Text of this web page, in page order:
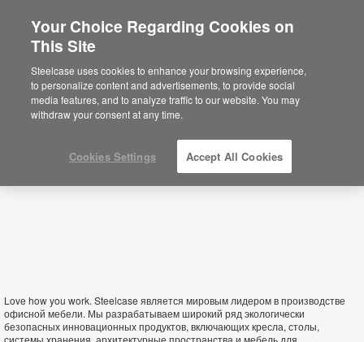
Ukraine
Love how you work. Steelcase является мировым лидером в производстве
офисной мебели. Мы разрабатываем широкий ряд экологически
безопасных инновационных продуктов, включающих кресла, столы,
системы хранения, архитектурные пространства и мебель для
Your Choice Regarding Cookies on
This Site
Steelcase uses cookies to enhance your browsing experience,
to personalize content and advertisements, to provide social
media features, and to analyze traffic to our website. You may
withdraw your consent at any time.
Cookies Settings Accept All Cookies